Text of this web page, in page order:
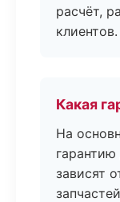
расчёт,
клиентов.
Какая
На
зависят